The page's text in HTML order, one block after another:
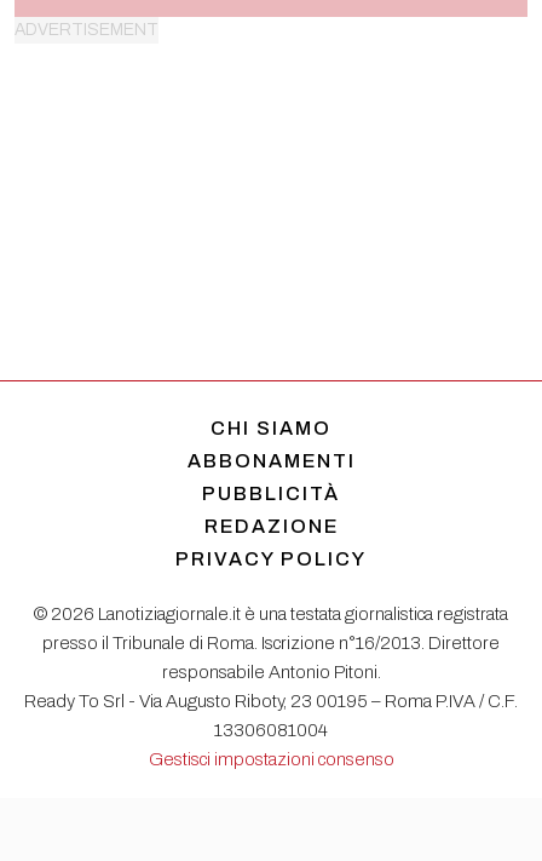
CHI SIAMO
ABBONAMENTI
PUBBLICITÀ
REDAZIONE
PRIVACY POLICY
© 2026 Lanotiziagiornale.it è una testata giornalistica registrata
presso il Tribunale di Roma. Iscrizione n°16/2013. Direttore
responsabile Antonio Pitoni.
Ready To Srl - Via Augusto Riboty, 23 00195 – Roma P.IVA / C.F.
13306081004
Gestisci impostazioni consenso